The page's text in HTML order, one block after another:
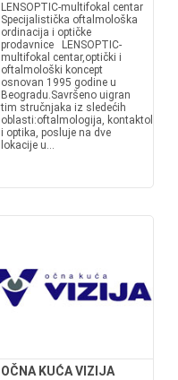
LENSOPTIC-multifokal centar
Specijalistička oftalmološka
ordinacija i optičke
prodavnice LENSOPTIC-
multifokal centar,optički i
oftalmološki koncept
osnovan 1995 godine u
Beogradu.Savršeno uigran
tim stručnjaka iz sledećih
oblasti:oftalmologija, kontaktologija
i optika, posluje na dve
lokacije u...
OČNA KUĆA VIZIJA